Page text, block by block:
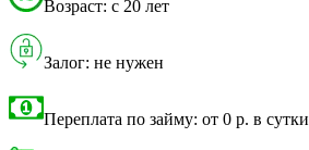
Возраст: с 20 лет
Залог: не нужен
Переплата по займу: от 0 р. в сутки